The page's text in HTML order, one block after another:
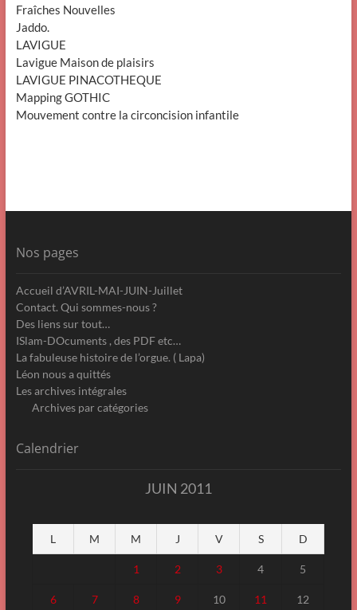
Fraîches Nouvelles
Jaddo.
LAVIGUE
Lavigue Maison de plaisirs
LAVIGUE PINACOTHEQUE
Mapping GOTHIC
Mouvement contre la circoncision infantile
Nos pages
Accueil d’AVRIL-MAI-JUIN-Juillet
Contact. Qui sommes-nous ?
Des liens sur tout…
ISlam-DOcuments , des PDF etc…
La fabuleuse histoire de l’orgue. ( Lapa)
Léon nous a quittés
Les archives intégrales
Archives par catégories
Calendrier
JUIN 2011
L M M J V S D
1 2 3 4 5
6 7 8 9 10 11 12